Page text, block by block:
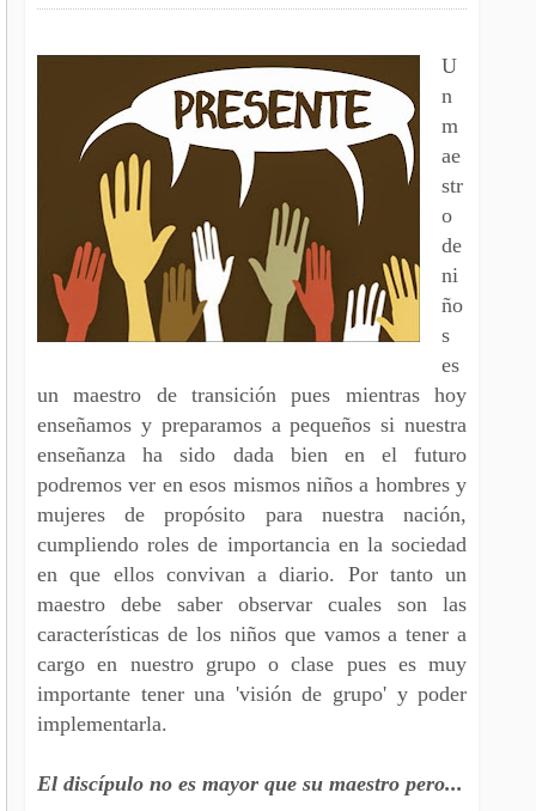
U
n
m
ae
str
o
de
ni
ño
s
es
un maestro de transición pues mientras hoy
enseñamos y preparamos a pequeños si nuestra
enseñanza ha sido dada bien en el futuro
podremos ver en esos mismos niños a hombres y
mujeres de propósito para nuestra nación,
cumpliendo roles de importancia en la sociedad
en que ellos convivan a diario. Por tanto un
maestro debe saber observar cuales son las
características de los niños que vamos a tener a
cargo en nuestro grupo o clase pues es muy
importante tener una 'visión de grupo' y poder
implementarla.
El discípulo no es mayor que su maestro pero...